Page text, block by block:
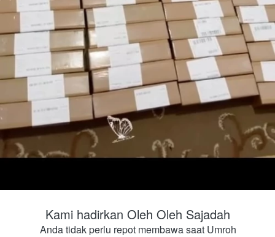
Kami hadirkan Oleh Oleh Sajadah
Anda tidak perlu repot membawa saat Umroh